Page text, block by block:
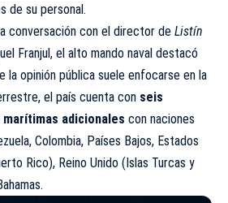
de su personal.
conversación con el director de Listín
Franjul, el alto mando naval destacó
la opinión pública suele enfocarse en la
el país cuenta con seis
adicionales con naciones
Colombia, Países Bajos, Estados
Rico), Reino Unido (Islas Turcas y